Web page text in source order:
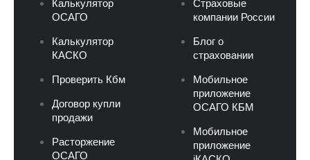
Калькулятор
ОСАГО
Калькулятор
КАСКО
Проверить Кбм
Договор купли
продажи
Расторжение
ОСАГО
Страховые
компании России
Блог о
страховании
Мобильное
приложение
ОСАГО КБМ
Мобильное
приложение